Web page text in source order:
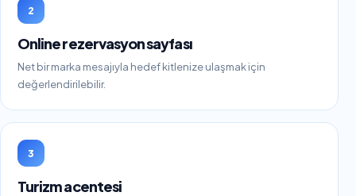
2
Online rezervasyon sayfası
Net bir marka mesajıyla hedef kitlenize ulaşmak için
değerlendirilebilir.
3
Turizm acentesi